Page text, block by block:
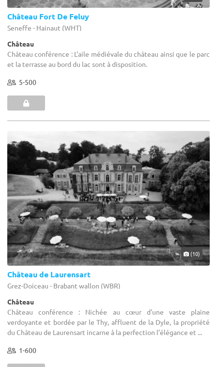
Château Fort De Feluy
Seneffe - Hainaut (WHT)
Château
Château conférence : L'aile médiévale du château ainsi que le parc
et la terrasse au bord du lac sont à disposition.
5-500
(10)
Château de Laurensart
Grez-Doiceau - Brabant wallon (WBR)
Château
Château conférence : Nichée au cœur d'une vaste plaine
verdoyante et bordée par le Thy, affluent de la Dyle, la propriété
du Château de Laurensart incarne à la perfection l’élégance et ...
1-600